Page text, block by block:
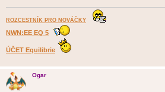
ROZCESTNÍK PRO NOVÁČKY
NWN:EE EQ 5
ÚČET Equilibrie
Ogar